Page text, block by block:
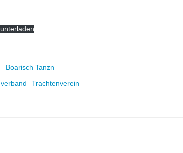
Boarisch Tanzn
Trachtenverein